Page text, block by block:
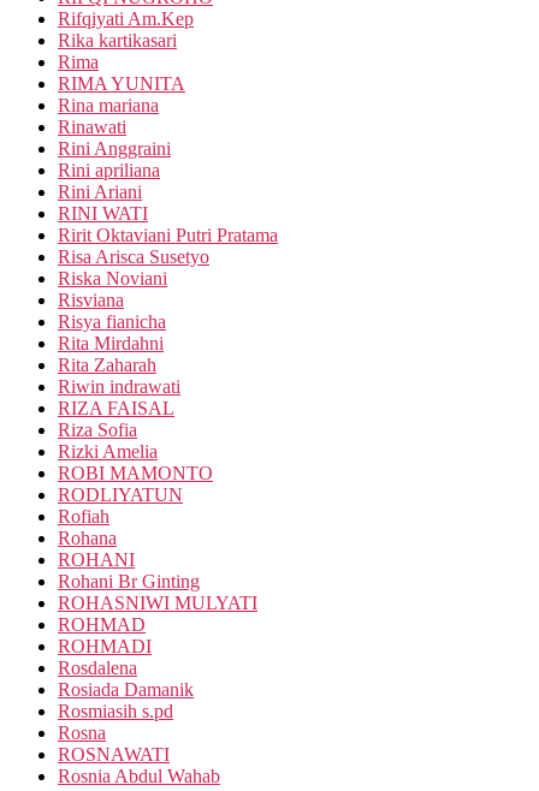
Rifqiyati Am.Kep
Rika kartikasari
Rima
RIMA YUNITA
Rina mariana
Rinawati
Rini Anggraini
Rini apriliana
Rini Ariani
RINI WATI
Ririt Oktaviani Putri Pratama
Risa Arisca Susetyo
Riska Noviani
Risviana
Risya fianicha
Rita Mirdahni
Rita Zaharah
Riwin indrawati
RIZA FAISAL
Riza Sofia
Rizki Amelia
ROBI MAMONTO
RODLIYATUN
Rofiah
Rohana
ROHANI
Rohani Br Ginting
ROHASNIWI MULYATI
ROHMAD
ROHMADI
Rosdalena
Rosiada Damanik
Rosmiasih s.pd
Rosna
ROSNAWATI
Rosnia Abdul Wahab